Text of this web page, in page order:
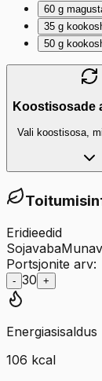
60 g
35 g
50 g
Koostisosade
Vali koostisosa,
Eridieedid
Sojavaba
Portsjonite arv:
- 30 +
Energiasisaldus
106 kcal